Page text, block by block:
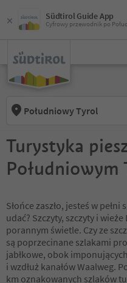
Südtirol Guide App
Cyfrowy przewodnik po
Południowy Tyrol
Turystyka
Południowym
Słońce zaszło, jesteś w
udać? Szczyty, szczyty i
porannym świetle. Czy ze
są poprzecinane szlakami
jabłkowe, obok
i wzdłuż kanałów Waalweg.
km oznakowanych szlaków